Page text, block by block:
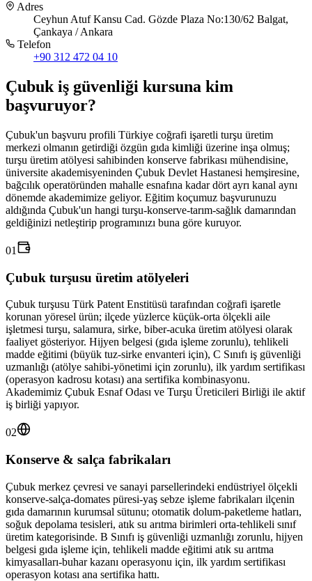
Adres
Ceyhun Atuf Kansu Cad. Gözde Plaza No:130/62 Balgat,
Çankaya / Ankara
Telefon
+90 312 472 04 10
Çubuk iş güvenliği kursuna kim
başvuruyor?
Çubuk'un başvuru profili Türkiye coğrafi işaretli turşu üretim
merkezi olmanın getirdiği özgün gıda kimliği üzerine inşa olmuş;
turşu üretim atölyesi sahibinden konserve fabrikası mühendisine,
üniversite akademisyeninden Çubuk Devlet Hastanesi hemşiresine,
bağcılık operatöründen mahalle esnafına kadar dört ayrı kanal aynı
dönemde akademimize geliyor. Eğitim koçumuz başvurunuzu
aldığında Çubuk'un hangi turşu-konserve-tarım-sağlık damarından
geldiğinizi netleştirip programınızı buna göre kuruyor.
01
Çubuk turşusu üretim atölyeleri
Çubuk turşusu Türk Patent Enstitüsü tarafından coğrafi işaretle
korunan yöresel ürün; ilçede yüzlerce küçük-orta ölçekli aile
işletmesi turşu, salamura, sirke, biber-acuka üretim atölyesi olarak
faaliyet gösteriyor. Hijyen belgesi (gıda işleme zorunlu), tehlikeli
madde eğitimi (büyük tuz-sirke envanteri için), C Sınıfı iş güvenliği
uzmanlığı (atölye sahibi-yönetimi için zorunlu), ilk yardım sertifikası
(operasyon kadrosu kotası) ana sertifika kombinasyonu.
Akademimiz Çubuk Esnaf Odası ve Turşu Üreticileri Birliği ile aktif
iş birliği yapıyor.
02
Konserve & salça fabrikaları
Çubuk merkez çevresi ve sanayi parsellerindeki endüstriyel ölçekli
konserve-salça-domates püresi-yaş sebze işleme fabrikaları ilçenin
gıda damarının kurumsal sütunu; otomatik dolum-paketleme hatları,
soğuk depolama tesisleri, atık su arıtma birimleri orta-tehlikeli sınıf
üretim kategorisinde. B Sınıfı iş güvenliği uzmanlığı zorunlu, hijyen
belgesi gıda işleme için, tehlikeli madde eğitimi atık su arıtma
kimyasalları-buhar kazanı operasyonu için, ilk yardım sertifikası
operasyon kotası ana sertifika hattı.